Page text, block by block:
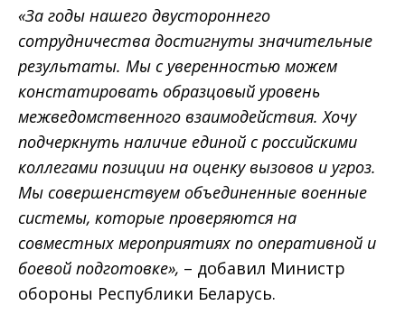
«За годы нашего двустороннего
сотрудничества достигнуты значительные
результаты. Мы с уверенностью можем
констатировать образцовый уровень
межведомственного взаимодействия. Хочу
подчеркнуть наличие единой с российскими
коллегами позиции на оценку вызовов и угроз.
Мы совершенствуем объединенные военные
системы, которые проверяются на
совместных мероприятиях по оперативной и
боевой подготовке», – добавил Министр
обороны Республики Беларусь.